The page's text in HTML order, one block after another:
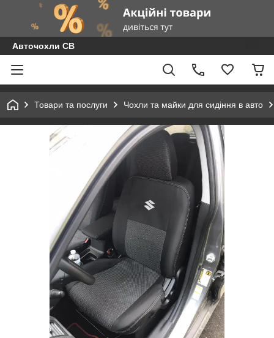
Авточохли СВ
Товари та послуги Чохли та майки для сидіння в авто